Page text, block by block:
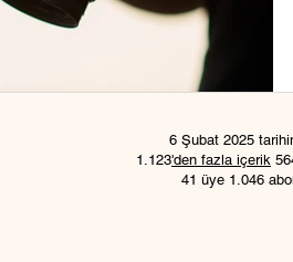
6 Şubat 2025
1.123'den fazla içerik
41 üye 1.046